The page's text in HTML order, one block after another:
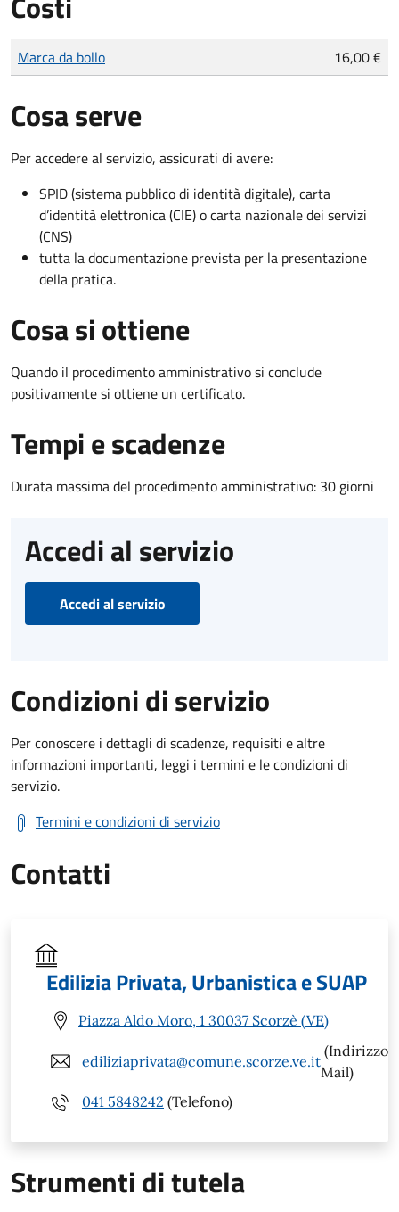
Tipo di pagamento
Importo
Marca da bollo 16,00 €
Cosa serve
Per accedere al servizio, assicurati di avere:
SPID (sistema pubblico di identità digitale), carta
d’identità elettronica (CIE) o carta nazionale dei servizi
(CNS)
tutta la documentazione prevista per la presentazione
della pratica.
Cosa si ottiene
Quando il procedimento amministrativo si conclude
positivamente si ottiene un certificato.
Tempi e scadenze
Durata massima del procedimento amministrativo: 30 giorni
Accedi al servizio
Accedi al servizio
Condizioni di servizio
Per conoscere i dettagli di scadenze, requisiti e altre
informazioni importanti, leggi i termini e le condizioni di
servizio.
Termini e condizioni di servizio
Contatti
Edilizia Privata, Urbanistica e SUAP
Piazza Aldo Moro, 1 30037 Scorzè (VE)
ediliziaprivata@comune.scorze.ve.it
(Indirizzo
Mail)
041 5848242 (Telefono)
Strumenti di tutela